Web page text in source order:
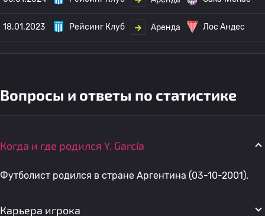
18.01.2023 Рейсинг Клуб Аренда Лос Андес
Вопросы и ответы по статистике
Когда и где родился Y. García
Футболист родился в стране Аргентина (03-10-2001).
Карьера игрока